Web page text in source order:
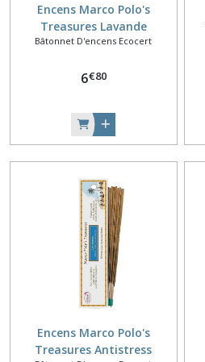
Encens Marco Polo's
Treasures Lavande
Bâtonnet D'encens Ecocert
6€80
Encens Marco Polo's
Treasures Antistress